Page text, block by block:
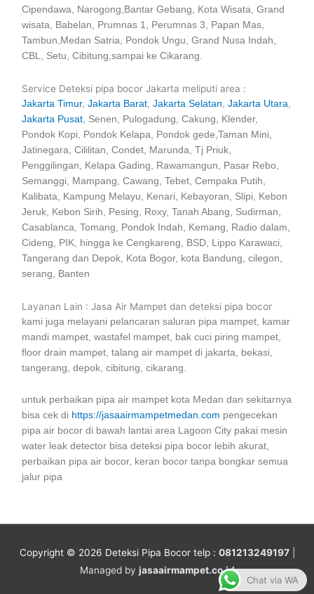
Cipendawa, Narogong,Bantar Gebang, Kota Wisata, Grand
wisata, Babelan, Prumnas 1, Perumnas 3, Papan Mas,
Tambun,Medan Satria, Pondok Ungu, Grand Nusa Indah,
CBL, Setu, Cibitung,sampai ke Cikarang.
Service Deteksi pipa bocor Jakarta meliputi area :
Jakarta Timur,Jakarta Barat ,Jakarta Selatan ,Jakarta Utara
Jakarta Pusat , Senen, Pulogadung, Cakung, Klender,
Pondok Kopi, Pondok Kelapa, Pondok gede,Taman Mini,
Jatinegara, Cililitan, Condet, Marunda, Tj Priuk,
Penggilingan, Kelapa Gading, Rawamangun, Pasar Rebo,
Semanggi, Mampang, Cawang, Tebet, Cempaka Putih,
Kalibata, Kampung Melayu, Kenari, Kebayoran, Slipi, Kebon
Jeruk, Kebon Sirih, Pesing, Roxy, Tanah Abang, Sudirman,
Casablanca, Tomang, Pondok Indah, Kemang, Radio dalam,
Cideng, PIK, hingga ke Cengkareng, BSD, Lippo Karawaci,
Tangerang dan Depok, Kota Bogor, kota Bandung, cilegon,
serang, Banten
Layanan Lain : Jasa Air Mampet dan deteksi pipa bocor
kami juga melayani pelancaran saluran pipa mampet, kamar
mandi mampet, wastafel mampet, bak cuci piring mampet,
floor drain mampet, talang air mampet di jakarta, bekasi,
tangerang, depok, cibitung, cikarang.
untuk perbaikan pipa air mampet kota Medan dan sekitarnya
bisa cek di https://jasaairmampetmedan.com pengecekan
pipa air bocor di bawah lantai area Lagoon City pakai mesin
water leak detector bisa deteksi pipa bocor lebih akurat,
perbaikan pipa air bocor, keran bocor tanpa bongkar semua
jalur pipa
Copyright © 2026 Deteksi Pipa Bocortelp : 081213249197|
Managed by jasaairmampet.co.id
Chat via WA